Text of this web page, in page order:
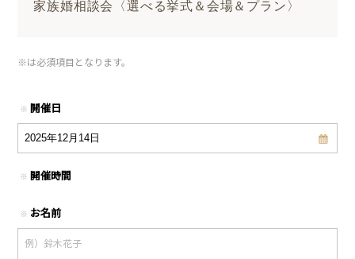
家族婚相談会〈選べる挙式＆会場＆プラン〉
※は必須項目となります。
※ 開催日
※ 開催時間
※ お名前